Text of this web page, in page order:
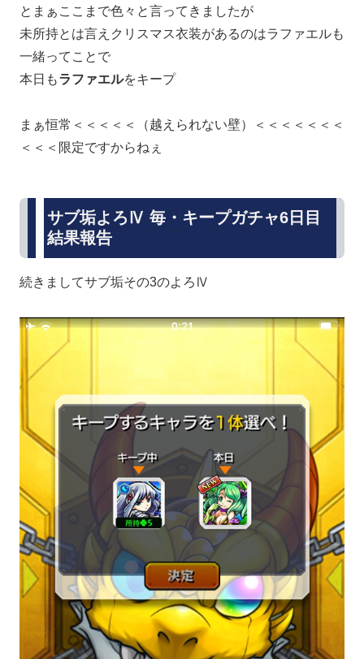
とまぁここまで色々と言ってきましたが
未所持とは言えクリスマス衣装があるのはラファエルも
一緒ってことで
本日もラファエルをキープ
まぁ恒常＜＜＜＜＜（越えられない壁）＜＜＜＜＜＜＜
＜＜＜限定ですからねぇ
サブ垢よろⅣ 毎・キープガチャ6日目
結果報告
続きましてサブ垢その3のよろⅣ